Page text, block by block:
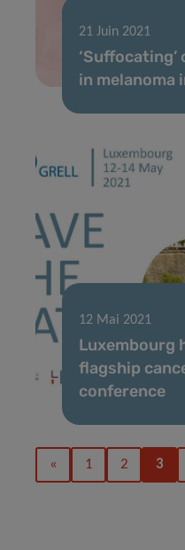
21 Juin 2021
in melanoma
12 Mai 2021
Luxembourg
flagship
conference
« 1 2 3